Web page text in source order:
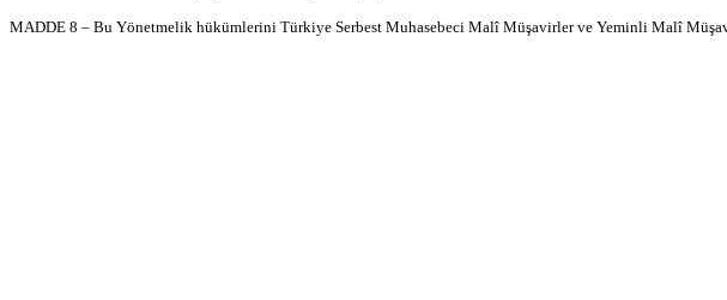
MADDE 8 – Bu Yönetmelik hükümlerini Türkiye Serbest Muhasebeci Malî Müşavirler ve Yeminli Malî